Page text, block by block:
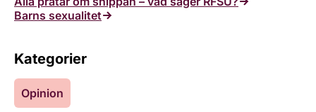
Barns sexualitet
Kategorier
Opinion